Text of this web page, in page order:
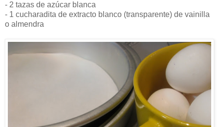
- 2 tazas de azúcar blanca
- 1 cucharadita de extracto blanco (transparente) de vainilla
o almendra